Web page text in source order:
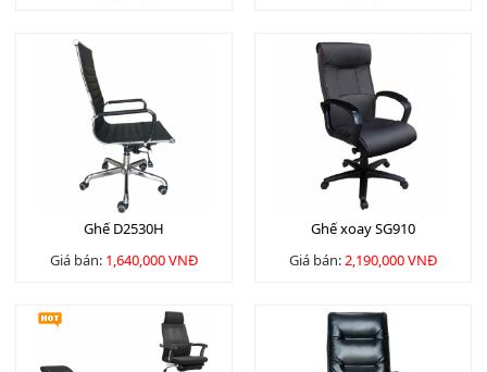
Ghế D2530H
Giá bán: 1,640,000 VNĐ
Ghế xoay SG910
Giá bán:2,190,000 VNĐ